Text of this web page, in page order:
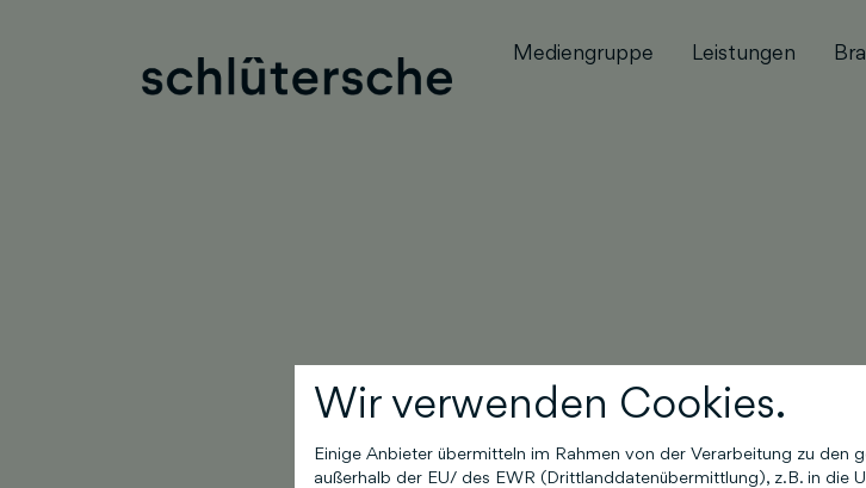
Mediengruppe Leistungen
Newsletter
Wir verwenden Cookies.
Einige Anbieter übermitteln im Rahmen von der Verarbeitung zu den
außerhalb der EU/ des EWR (Drittlanddatenübermittlung), z.B. in die